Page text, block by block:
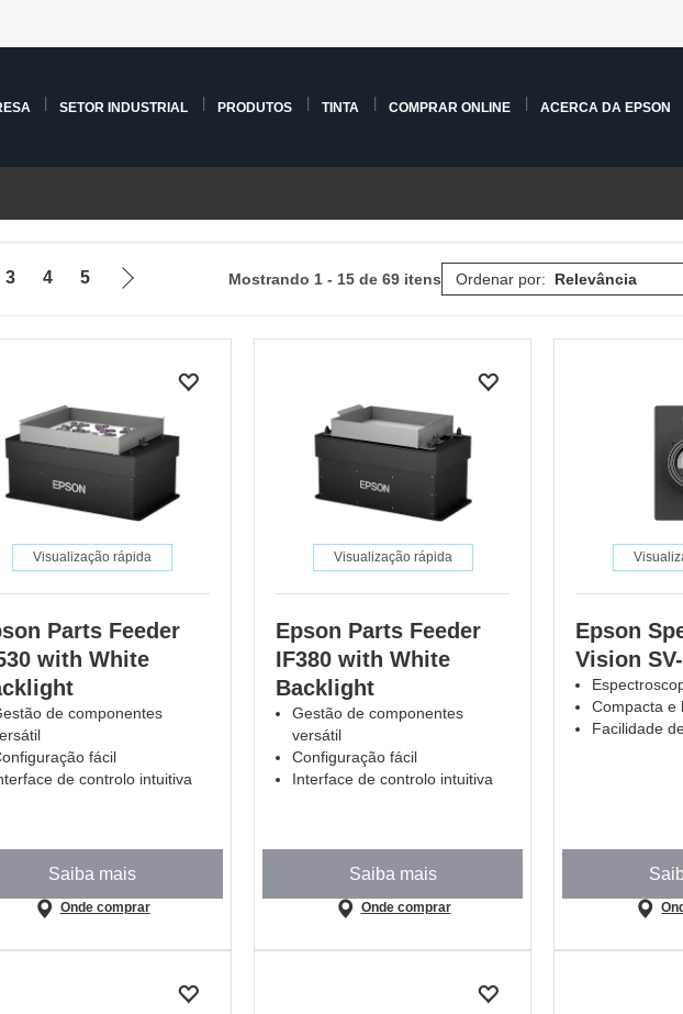
SETOR INDUSTRIAL PRODUTOS TINTA COMPRAR ONLINE ACERCA DA EPSON
3 4 5
Ir
para
a
próxima
Mostrando 1 - 15 de 69 itens Ordenar por:
Visualização rápida
Parts Feeder
with White
de componentes
fácil
de controlo intuitiva
Saiba mais
Onde comprar
Visualização rápida
Epson Parts Feeder
IF380 with White
Backlight
Gestão de componentes
versátil
Configuração fácil
Interface de controlo intuitiva
Saiba mais
Onde comprar
Epson
Vision
Compacta e
Facilidade